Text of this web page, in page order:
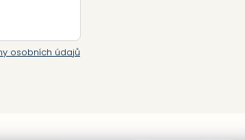
osobních údajů